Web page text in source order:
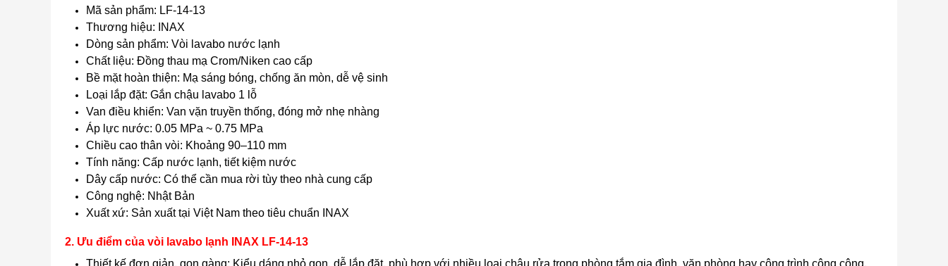
Mã sản phẩm: LF-14-13
Thương hiệu: INAX
Dòng sản phẩm: Vòi lavabo nước lạnh
Chất liệu: Đồng thau mạ Crom/Niken cao cấp
Bề mặt hoàn thiện: Mạ sáng bóng, chống ăn mòn, dễ vệ sinh
Loại lắp đặt: Gắn chậu lavabo 1 lỗ
Van điều khiển: Van vặn truyền thống, đóng mở nhẹ nhàng
Áp lực nước: 0.05 MPa ~ 0.75 MPa
Chiều cao thân vòi: Khoảng 90–110 mm
Tính năng: Cấp nước lạnh, tiết kiệm nước
Dây cấp nước: Có thể cần mua rời tùy theo nhà cung cấp
Công nghệ: Nhật Bản
Xuất xứ: Sản xuất tại Việt Nam theo tiêu chuẩn INAX
2. Ưu điểm của vòi lavabo lạnh INAX LF-14-13
Thiết kế đơn giản, gọn gàng: Kiểu dáng nhỏ gọn, dễ lắp đặt, phù hợp với nhiều loại chậu rửa trong phòng tắm gia đình, văn phòng hay công trình công cộng.